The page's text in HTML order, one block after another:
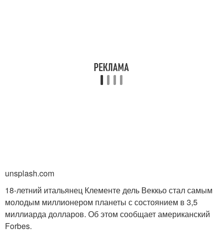
unsplash.com
18-летний итальянец Клементе дель Веккьо стал самым
молодым миллионером планеты с состоянием в 3,5
миллиарда долларов. Об этом сообщает американский
Forbes.